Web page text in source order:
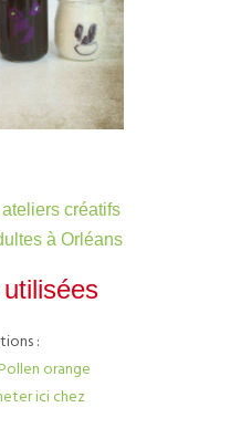
créatifs
à Orléans
:
orange
ici chez